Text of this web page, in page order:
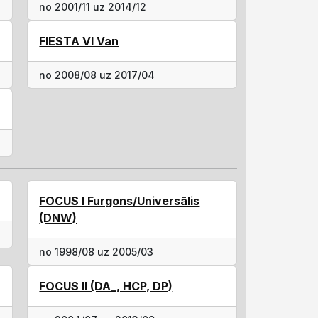
no 2001/11 uz 2014/12
FIESTA VI Van
no 2008/08 uz 2017/04
FOCUS I Furgons/Universālis
(DNW)
no 1998/08 uz 2005/03
FOCUS II (DA_, HCP, DP)